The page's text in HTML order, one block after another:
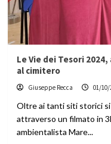
Le Vie dei Tesori
al cimitero
Giuseppe Recca 01/10/
Oltre ai tanti siti storici
attraverso un filmato in
ambientalista Mare...